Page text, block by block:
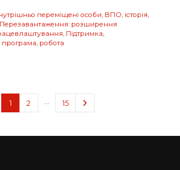
переміщені особи ВПО історія
Перезавантаження: розширення
Підтримка
програма робота
1 2 15